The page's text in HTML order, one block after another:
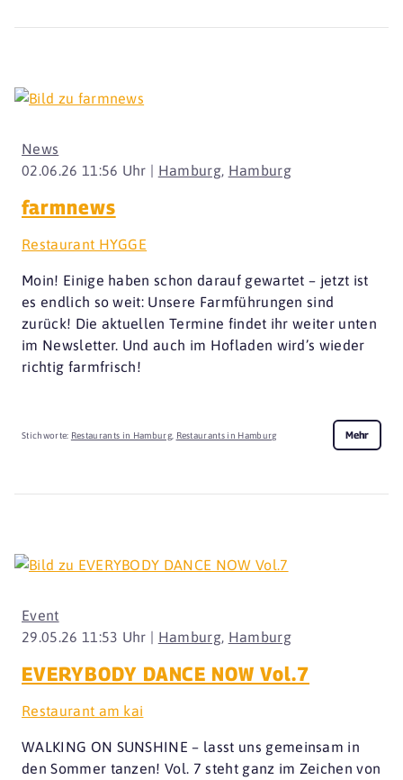
02.06.26 11:56 Uhr | Hamburg, Hamburg
News
farmnews
Restaurant HYGGE
Moin! Einige haben schon darauf gewartet – jetzt ist
es endlich so weit: Unsere Farmführungen sind
zurück! Die aktuellen Termine findet ihr weiter unten
im Newsletter. Und auch im Hofladen wird’s wieder
richtig farmfrisch!
Stichworte: Restaurants in Hamburg, Restaurants in Hamburg Mehr
29.05.26 11:53 Uhr | Hamburg, Hamburg
Event
EVERYBODY DANCE NOW Vol.7
Restaurant am kai
WALKING ON SUNSHINE – lasst uns gemeinsam in
den Sommer tanzen! Vol. 7 steht ganz im Zeichen von